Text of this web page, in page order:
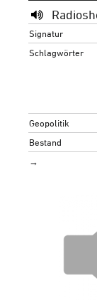
Signatur
Schlagwörter
Geopolitik
Bestand
→